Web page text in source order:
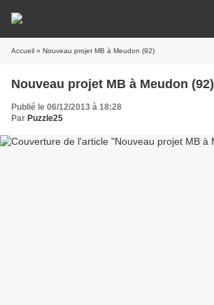
Accueil » Nouveau projet MB à Meudon (92)
Nouveau projet MB à Meudon (92)
Publié le 06/12/2013 à 18:28
Par Puzzle25